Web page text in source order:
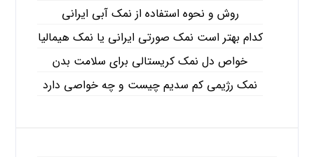
روش و نحوه استفاده از نمک آبی ایرانی
کدام بهتر است نمک صورتی ایرانی یا نمک هیمالیا
خواص دل نمک کریستالی برای سلامت بدن
نمک رژیمی کم سدیم چیست و چه خواصی دارد